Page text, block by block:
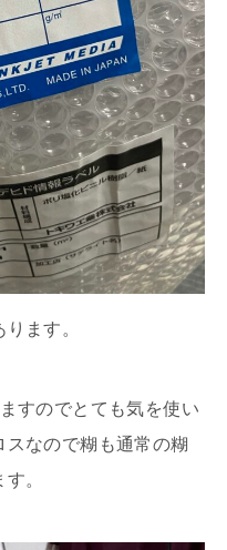
ます。
すのでとても気を使い
スなので糊も通常の糊
。